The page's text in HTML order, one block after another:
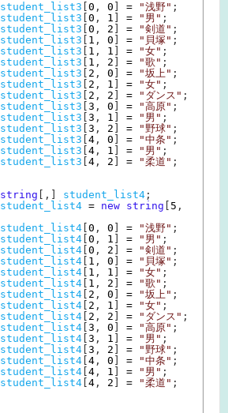
student_list3 0 , 0 = "浅野" ;
student_list3 0 , 1 = "男" ;
student_list3 0 , 2 = "剣道" ;
student_list3
1 , 0 = "貝塚" ;
student_list3
1 , 1 = "女" ;
student_list3
1 , 2 = "歌" ;
student_list3
2 , 0 = "坂上" ;
student_list3
2 , 1 = "女" ;
student_list3
2 , 2 = "ダンス" ;
student_list3 3 , 0 = "高原" ;
student_list3 3 , 1 = "男" ;
student_list3 3 , 2 = "野球" ;
student_list3 4 , 0 = "中条" ;
student_list3 4 , 1 = "男" ;
student_list3 4 , 2 = "柔道" ;
string , student_list4 ;
student_list4 = new string 5 ,
student_list4 0 , 0 = "浅野" ;
student_list4 0 , 1 = "男" ;
student_list4 0 , 2 = "剣道" ;
student_list4 1 , 0 = "貝塚" ;
student_list4 1 , 1 = "女" ;
student_list4 1 , 2 = "歌" ;
student_list4 2 , 0 = "坂上" ;
student_list4 2 , 1 = "女" ;
student_list4 2 , 2 = "ダンス" ;
student_list4 3 , 0 = "高原" ;
student_list4 3 , 1 = "男" ;
student_list4 3 , 2 = "野球" ;
student_list4 4 , 0 = "中条" ;
student_list4 4 , 1 = "男" ;
student_list4 4 , 2 = "柔道" ;